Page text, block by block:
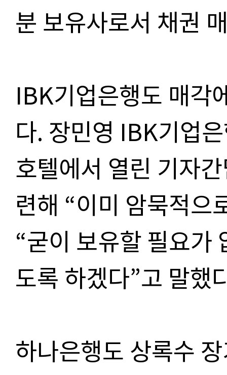
분 보유사로서 채권
IBK기업은행도 매각
다. 장민영 IBK기업
호텔에서 열린 기자
련해 “이미 암묵적으
“굳이 보유할 필요가
도록 하겠다”고 말했
하나은행도 상록수